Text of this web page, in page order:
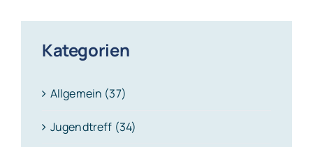
Kategorien
Allgemein (37)
Jugendtreff (34)